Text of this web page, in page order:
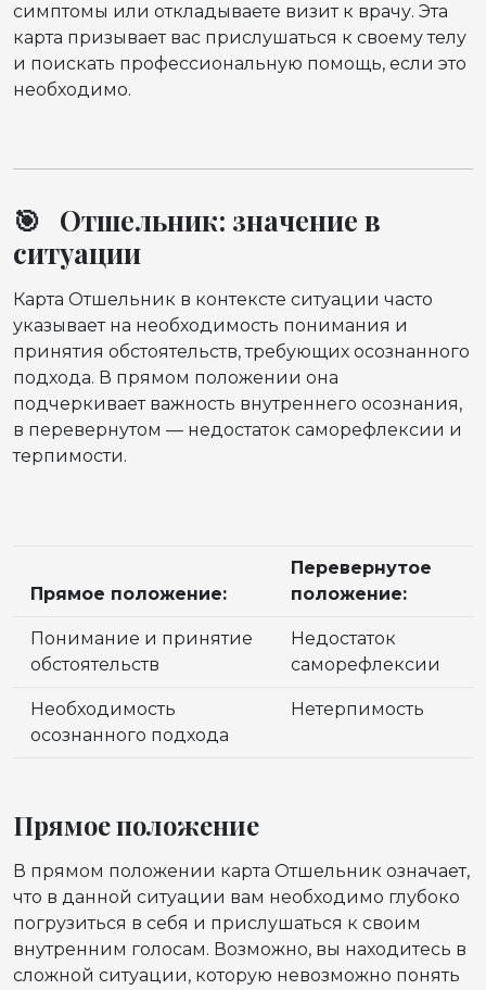
симптомы или откладываете визит к врачу. Эта
карта призывает вас прислушаться к своему телу
и поискать профессиональную помощь, если это
необходимо.
🎯 Отшельник: значение в
ситуации
Карта Отшельник в контексте ситуации часто
указывает на необходимость понимания и
принятия обстоятельств, требующих осознанного
подхода. В прямом положении она
подчеркивает важность внутреннего осознания,
в перевернутом — недостаток саморефлексии и
терпимости.
Прямое положение:
Перевернутое
положение:
Понимание и принятие
обстоятельств
Недостаток
саморефлексии
Необходимость
осознанного подхода
Нетерпимость
Прямое положение
В прямом положении карта Отшельник означает,
что в данной ситуации вам необходимо глубоко
погрузиться в себя и прислушаться к своим
внутренним голосам. Возможно, вы находитесь в
сложной ситуации, которую невозможно понять